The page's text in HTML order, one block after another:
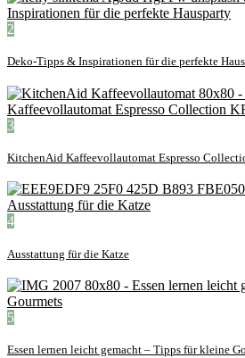
2
Deko-Tipps & Inspirationen für die perfekte
3
KitchenAid Kaffeevollautomat Espresso
4
Ausstattung für die Katze
5
Essen lernen leicht gemacht – Tipps für kleine